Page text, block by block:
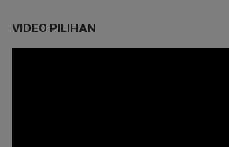
VIDEO PILIHAN